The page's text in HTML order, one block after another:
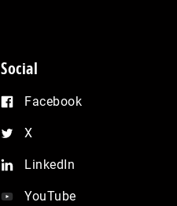
Social
Facebook
X
LinkedIn
YouTube